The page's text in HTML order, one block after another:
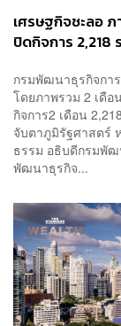
เศรษฐกิจชะลอ
ปิดกิจการ 2,218
กรมพัฒนาธุรกิจการ
โดยภาพรวม 2 เดือ
กิจการ2 เดือน
จับตาภูมิรัฐศาสตร์
ธรรม อธิบดีกรมพัฒ
พัฒนาธุรกิจ...